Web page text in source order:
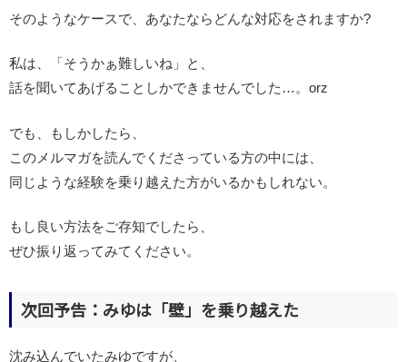
そのようなケースで、あなたならどんな対応をされますか?
私は、「そうかぁ難しいね」と、
話を聞いてあげることしかできませんでした…。orz
でも、もしかしたら、
このメルマガを読んでくださっている方の中には、
同じような経験を乗り越えた方がいるかもしれない。
もし良い方法をご存知でしたら、
ぜひ振り返ってみてください。
次回予告：みゆは「壁」を乗り越えた
沈み込んでいたみゆですが、